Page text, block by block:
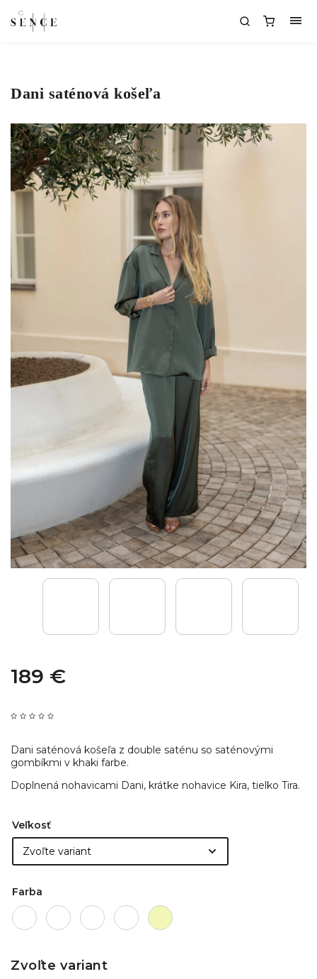
Dani saténová košeľa
189 €
Dani saténová košeľa z double saténu so saténovými
gombíkmi v khaki farbe.
Doplnená nohavicami Dani, krátke nohavice Kira, tielko Tira.
Veľkosť
Farba
Zvoľte variant